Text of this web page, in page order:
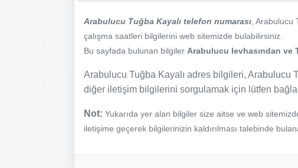
Arabulucu Tuğba Kayalı telefon numarası , Arabulucu
çalışma saatleri bilgilerini web sitemizde bulabilirsiniz.
Bu sayfada bulunan bilgiler Arabulucu levhasından ve
Arabulucu Tuğba Kayalı adres bilgileri, Arabulucu
diğer iletişim bilgilerini sorgulamak için lütfen
Not: Yukarıda yer alan bilgiler size aitse ve web
iletişime geçerek bilgilerinizin kaldırılması talebinde